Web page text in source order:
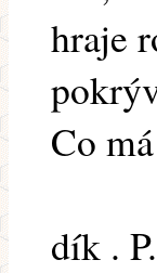
hraje
Co
dík .